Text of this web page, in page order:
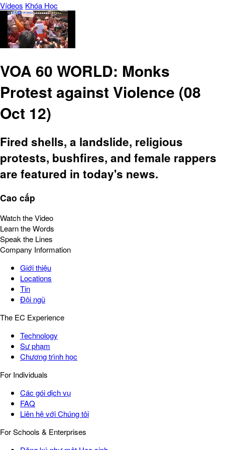
Vídeos Khóa Học
VOA 60 WORLD: Monks
Protest against Violence (08
Oct 12)
Fired shells, a landslide, religious
protests, bushfires, and female rappers
are featured in today's news.
Cao cấp
Watch the Video
Learn the Words
Speak the Lines
Company Information
Giới thiệu
Locations
Tin
Đội ngũ
The EC Experience
Technology
Sư phạm
Chương trình học
For Individuals
Các gói dịch vụ
FAQ
Liên hệ với Chúng tôi
For Schools & Enterprises